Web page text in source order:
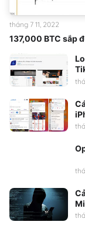
137,000 BTC sắp
tháng 7 11, 2022